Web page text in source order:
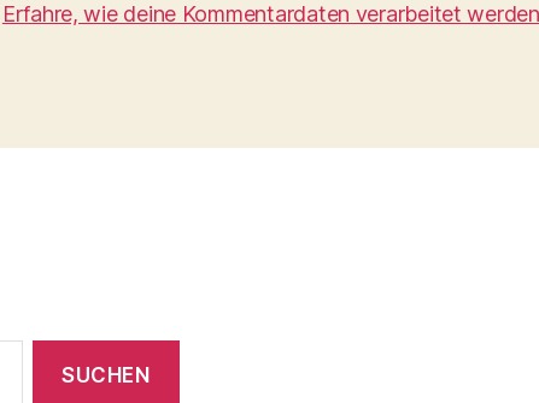
Erfahre, wie deine Kommentardaten verarbeitet